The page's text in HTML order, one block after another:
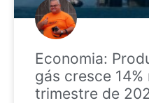
Economia:
gás cresce
trimestre de